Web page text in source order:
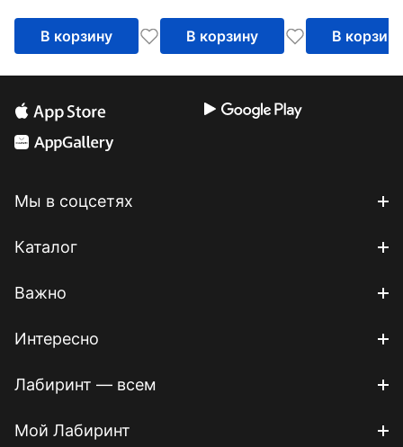
В корзину В корзину В корзину
Мы в соцсетях
Каталог
Важно
Интересно
Лабиринт — всем
Мой Лабиринт